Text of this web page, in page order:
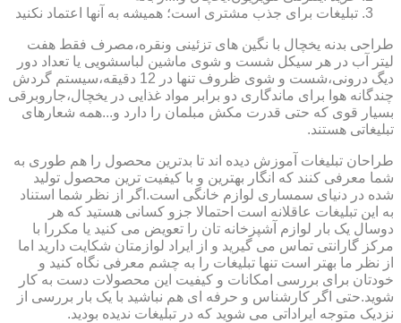
تبلیغات برای جذب مشتری است؛ همیشه به آنها اعتماد نکنید
طراحی بدنه یخچال با نگین های تزئینی ونقره،مصرف فقط هفت
لیتر آب در هر سیکل شست و شوی ماشین لباسشویی یا تعداد دور
دیگ درونی،شست و شوی ظروف تنها در 12 دقیقه،سیستم گردش
چندگانه هوا برای ماندگاری دو برابر مواد غذایی در یخچال،جاروبرقی
بسیار قوی که حتی قدرت مکش مبلمان را دارد و...همه شعارهای
تبلیغاتی هستند.
طراحان تبلیغات آموزش دیده اند تا بدترین محصول را هم طوری به
شما معرفی کنند که انگار بهترین و با کیفیت ترین محصول تولید
شده در دنیای سمساری لوازم خانگی است.اگر از نظر شما استناد
به این تبلیغات عاقلانه است احتمالا جزو کسانی هستید که هر
دوسال یک بار لوازم آشپزخانه تان را تعویض می کنید یا مکررا با
مرکز گارانتی تماس می گیرید و از ایراد لوازمتان شکایت دارید اما
از نظر ما بهتر است تنها تبلیغات را به چشم معرفی نگاه کنید و
خودتان برای بررسی امکانات و کیفیت این محصولات دست به کار
شوید.حتی اگر کارشناس و حرفه ای هم نباشید با یک بار بررسی از
نزدیک متوجه ایراداتی می شوید که در تبلیغات ندیده بودید.